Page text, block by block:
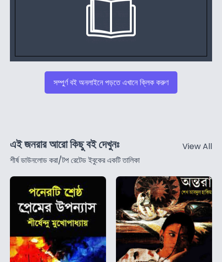
সম্পুর্ণ বই অনলাইনে পড়তে এখানে ক্লিক করুণ
এই জনরার আরো কিছু বই দেখুনঃ
শীর্ষ ডাউনলোড করা/টপ রেটেড ইবুকের একটি তালিকা
View All